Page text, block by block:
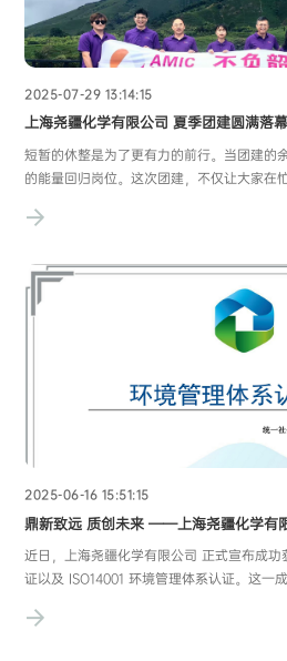
2025-07-29 13:14:15
短暂的休整是为了更有力的前行。当团建的
的能量回归岗位。这次团建，不仅让大家在
在挑战中凝聚的力量，终将成为我们攻克难
2025-06-16 15:51:15
近日，上海尧疆化学有限公司 正式宣布成功
证以及 ISO14001 环境管理体系认证。这一
ISO9001 作为国际公认的质量管理体系标准